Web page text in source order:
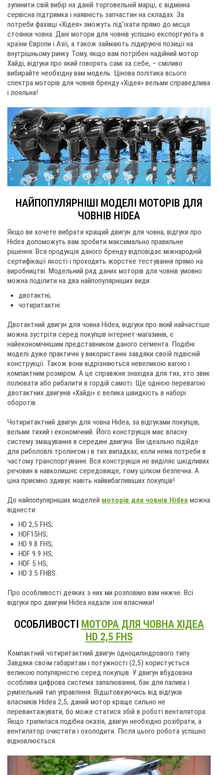
зупинити свій вибір на даній торговельній марці, є відмінна
сервісна підтримка і наявність запчастин на складах. За
потреби фахівці «Хідея» зможуть під'їхати прямо до місця
стоянки човна. Дані мотори для човнів успішно експортують в
країни Європи і Азії, а також займають лідируючі позиції на
внутрішньому ринку. Тому, якщо вам потрібен надійний мотор
Хайді, відгуки про який говорять самі за себе, – сміливо
вибирайте необхідну вам модель. Цінова політика всього
спектра моторів для човнів бренду «Хідея» вельми справедлива
і лояльна!
НАЙПОПУЛЯРНІШІ МОДЕЛІ МОТОРІВ ДЛЯ
ЧОВНІВ HIDEA
Якщо ви хочете вибрати кращий двигун для човна, відгуки про
Hidea допоможуть вам зробити максимально правильне
рішення. Вся продукція даного бренду відповідає міжнародній
сертифікації якості і проходить жорстке тестування прямо на
виробництві. Модельний ряд даних моторів для човнів умовно
можна поділити на два найпопулярніших види:
двотактні;
чотиритактні.
Двотактний двигун для човна Hidea, відгуки про який найчастіше
можна зустріти серед покупців інтернет-магазинів, є
найекономічнішим представником даного сегмента. Подібні
моделі дуже практичні у використанні завдяки своїй підвісній
конструкції. Також вони відрізняються невеликою вагою і
компактним розміром. А це справжня знахідка для тих, хто звик
полювати або рибалити в гордій самоті. Ще однією перевагою
двотактних двигунів «Хайді» є велика швидкість в наборі
оборотів.
Чотиритактний двигун для човна Hidea, за відгуками покупців,
вельми тихий і економічний. Його конструкція має власну
систему змащування в середині двигуна. Він ідеально підійде
для риболовлі тролінгом і в тих випадках, коли нема потреби в
частому транспортуванні. Вся конструкція не виділяє шкідливих
речовин в навколишнє середовище, тому цілком безпечна. А
ціна приємно здивує навіть найвибагливіших покупців!
До найпопулярніших моделей моторів для човнів Hidea можна
віднести:
HD 2,5 FHS;
HDF15HS;
HD 9.8 FHS;
HDF 9.9 HS;
HDF 5 HS;
HD 3.5 FHBS.
Про особливості деяких з них ми розповімо вам нижче. Всі
відгуки про двигуни Hidea надали їхні власники!
ОСОБЛИВОСТІ МОТОРА ДЛЯ ЧОВНА ХІДЕА
HD 2,5 FHS
Компактний чотиритактний двигун одноциліндрового типу.
Завдяки своїм габаритам і потужності (2,5) користується
великою популярністю серед покупців. У двигун вбудована
особлива цифрова система запалювання, бак для палива і
румпельний тип управління. Відштовхуючись від відгуків
власників Hidea 2,5, даний мотор краще сильно не
перевантажувати, бо може статися збій в роботі вентилятора.
Якщо трапилася подібна оказія, двигун необхідно розібрати, а
вентилятор очистити і охолодити. Після цього робота успішно
відновлюється.